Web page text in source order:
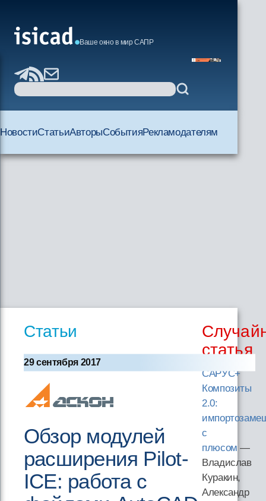
Ваше окно в мир САПР
НовостиСтатьиАвторыСобытияРекламодателям
Статьи
29 сентября 2017
Обзор модулей
расширения Pilot-
ICE: работа с
статья
САРУС+
Композиты
2.0:
с
плюсом —
Владислав
Куракин,
Александр